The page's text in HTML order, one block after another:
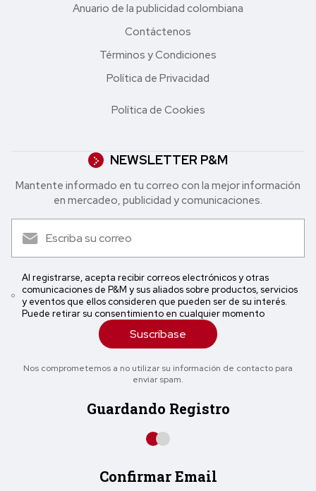
Anuario de la publicidad colombiana
Contáctenos
Términos y Condiciones
Política de Privacidad
Política de Cookies
NEWSLETTER P&M
Mantente informado en tu correo con la mejor in formación
en mercadeo, publicidad y comunicaciones.
Al registrarse, acepta recibir correos electrónicos y otras
comunicaciones de P&M y sus aliados sobre productos, servicios
y eventos que ellos consideren que pueden ser de su interés.
Puede retirar su consentimiento en cualquier momento
Suscríbase
Nos comprometemos a no utilizar su información de contacto para
enviar spam.
Guardando Registro
Confirmar Email